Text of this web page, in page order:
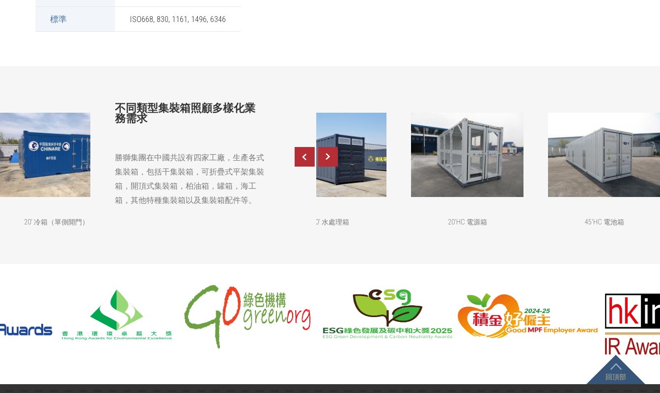
標準 ISO668, 830, 1161, 1496, 6346
不同類型集裝箱照顧多樣化業
務需求
勝獅集團在中國共設有四家工廠，生產各式
集裝箱，包括干集裝箱，可折疊式平架集裝
箱，開頂式集裝箱，柏油箱，罐箱，海工
箱，其他特種集裝箱以及集裝箱配件等。
20' 冷箱（單側開門） 40' 水處理箱 20'HC 電源箱 45'HC 電池箱
回頂部